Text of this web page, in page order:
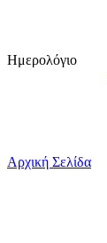
Ημερολόγιο
Αρχική Σελίδα